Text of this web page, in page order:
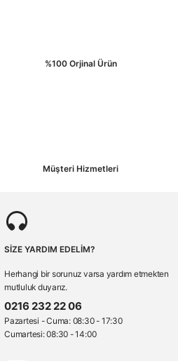
%100 Orjinal Ürün
Müşteri Hizmetleri
SİZE YARDIM EDELİM?
Herhangi bir sorunuz varsa yardım etmekten
mutluluk duyarız.
0216 232 22 06
Pazartesi - Cuma: 08:30 - 17:30
Cumartesi: 08:30 - 14:00